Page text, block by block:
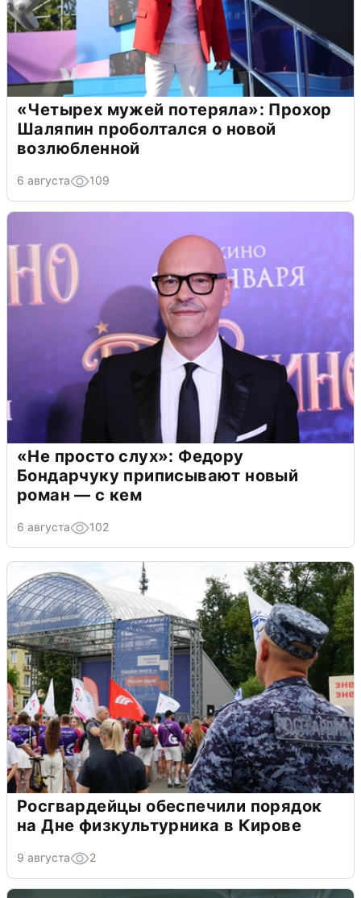
«Четырех мужей потеряла»: Прохор
Шаляпин проболтался о новой
возлюбленной
6 августа 109
«Не просто слух»: Федору
Бондарчуку приписывают новый
роман — с кем
6 августа 102
Росгвардейцы обеспечили порядок
на Дне физкультурника в Кирове
9 августа 2